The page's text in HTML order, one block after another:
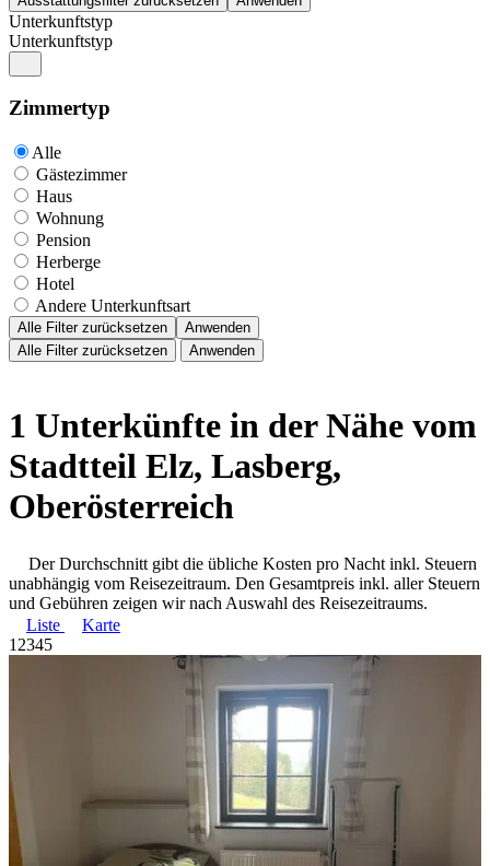
Unterkunftstyp
Unterkunftstyp
Zimmertyp
Alle
Gästezimmer
Haus
Wohnung
Pension
Herberge
Hotel
Andere Unterkunftsart
Alle Filter zurücksetzen
Anwenden
Alle Filter zurücksetzen
Anwenden
1 Unterkünfte in der Nähe vom
Stadtteil Elz, Lasberg,
Oberösterreich
Der Durchschnitt gibt die übliche Kosten pro Nacht inkl. Steuern
unabhängig vom Reisezeitraum. Den Gesamtpreis inkl. aller Steuern
und Gebühren zeigen wir nach Auswahl des Reisezeitraums.
Liste
Karte
1 2345